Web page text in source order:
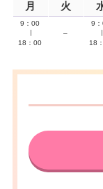
月 火
9：00
18：00
–
9
18